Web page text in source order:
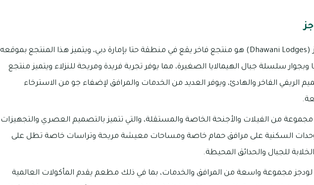
منتجع دماني لودجز (Dhawani Lodges) هو منتجع فاخر يقع في منطقة حتا بإمارة دبي، ويتميز هذا المنتجع بموقعه
وبجوار سلسلة جبال الهيمالايا الصغيرة، مما يوفر تجربة فريدة ومريحة للنزلاء ويتميز منتجع
الريفي الفاخر والهادئ، ويوفر العديد من الخدمات والمرافق لإضفاء جو من الاسترخاء
من الفيلات والأجنحة الخاصة والمستقلة، والتي تتميز بالتصميم العصري والتجهيزات
السكنية على مرافق حمام خاصة ومساحات معيشة مريحة وتراسات خاصة تطل على
للجبال والحدائق المحيطة.
لودجز مجموعة واسعة من المرافق والخدمات، بما في ذلك مطعم يقدم المأكولات العالمية